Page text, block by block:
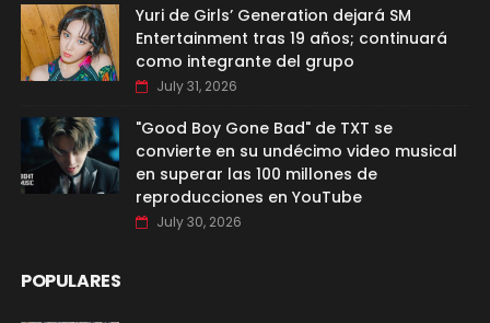
Yuri de Girls’ Generation dejará SM
Entertainment tras 19 años; continuará
como integrante del grupo
July 31, 2026
"Good Boy Gone Bad" de TXT se
convierte en su undécimo video musical
en superar las 100 millones de
reproducciones en YouTube
July 30, 2026
POPULARES